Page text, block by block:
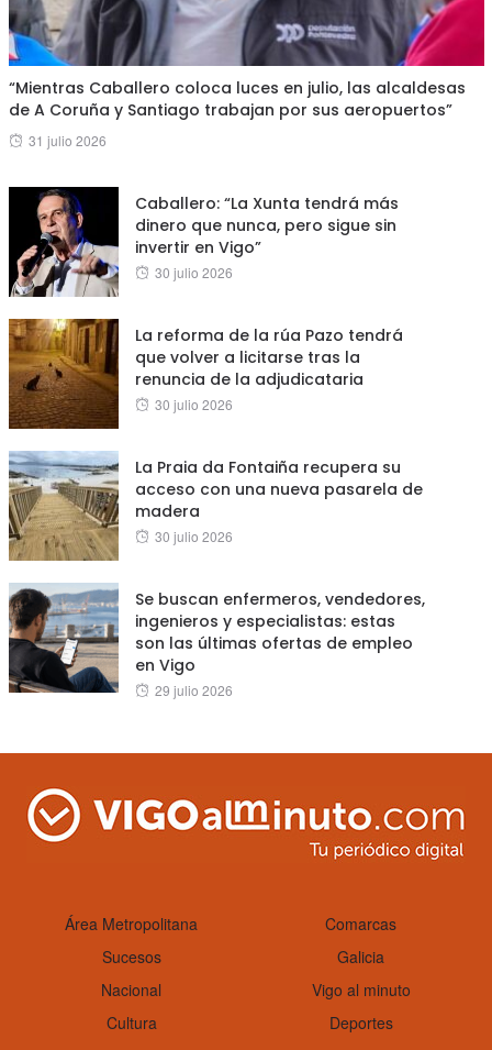
“Mientras Caballero coloca luces en julio, las alcaldesas
de A Coruña y Santiago trabajan por sus aeropuertos”
Posted
31 julio 2026
Caballero: “La Xunta tendrá más
dinero que nunca, pero sigue sin
invertir en Vigo”
Posted
30 julio 2026
La reforma de la rúa Pazo tendrá
que volver a licitarse tras la
renuncia de la adjudicataria
Posted
30 julio 2026
La Praia da Fontaiña recupera su
acceso con una nueva pasarela de
madera
Posted
30 julio 2026
Se buscan enfermeros, vendedores,
ingenieros y especialistas: estas
son las últimas ofertas de empleo
en Vigo
Posted
29 julio 2026
Área Metropolitana
Comarcas
Sucesos
Galicia
Nacional
Vigo al minuto
Cultura
Deportes